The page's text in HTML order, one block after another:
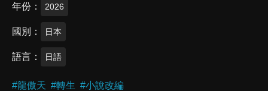
年份 2026
國別 日本
語言 日語
#龍傲天 #轉生 #小說改編